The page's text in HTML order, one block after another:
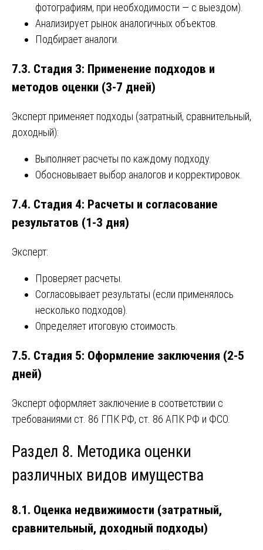
фотографиям, при необходимости — с выездом).
Анализирует рынок аналогичных объектов.
Подбирает аналоги.
7.3. Стадия 3: Применение подходов и
методов оценки (3-7 дней)
Эксперт применяет подходы (затратный, сравнительный,
доходный):
Выполняет расчеты по каждому подходу.
Обосновывает выбор аналогов и корректировок.
7.4. Стадия 4: Расчеты и согласование
результатов (1-3 дня)
Эксперт:
Проверяет расчеты.
Согласовывает результаты (если применялось
несколько подходов).
Определяет итоговую стоимость.
7.5. Стадия 5: Оформление заключения (2-5
дней)
Эксперт оформляет заключение в соответствии с
требованиями ст. 86 ГПК РФ, ст. 86 АПК РФ и ФСО.
Раздел 8. Методика оценки
различных видов имущества
8.1. Оценка недвижимости (затратный,
сравнительный, доходный подходы)